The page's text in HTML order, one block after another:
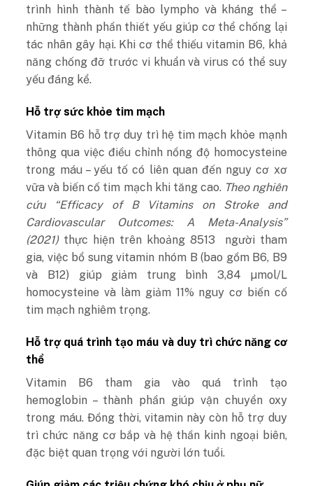
trình hình thành tế bào lympho và kháng thể –
những thành phần thiết yếu giúp cơ thể chống lại
tác nhân gây hại. Khi cơ thể thiếu vitamin B6, khả
năng chống đỡ trước vi khuẩn và virus có thể suy
yếu đáng kể.
Hỗ trợ sức khỏe tim mạch
Vitamin B6 hỗ trợ duy trì hệ tim mạch khỏe mạnh
thông qua việc điều chỉnh nồng độ homocysteine
trong máu – yếu tố có liên quan đến nguy cơ xơ
vữa và biến cố tim mạch khi tăng cao. Theo nghiên
cứu “Efficacy of B Vitamins on Stroke and
Cardiovascular Outcomes: A Meta-Analysis”
(2021)thực hiện trên khoảng 8513 người tham
gia, việc bổ sung vitamin nhóm B (bao gồm B6, B9
và B12) giúp giảm trung bình 3,84 µmol/L
homocysteine và làm giảm 11% nguy cơ biến cố
tim mạch nghiêm trọng.
Hỗ trợ quá trình tạo máu và duy trì chức năng cơ
thể
Vitamin B6 tham gia vào quá trình tạo
hemoglobin – thành phần giúp vận chuyển oxy
trong máu. Đồng thời, vitamin này còn hỗ trợ duy
trì chức năng cơ bắp và hệ thần kinh ngoại biên,
đặc biệt quan trọng với người lớn tuổi.